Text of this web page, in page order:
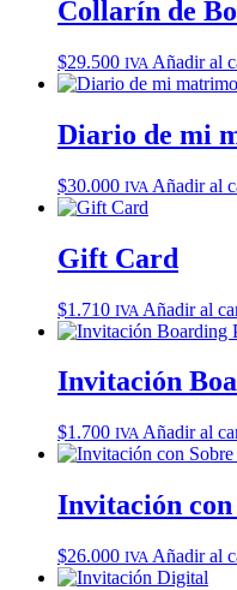
Collarín de
$29.500 IVA Añadir al
Diario de mi
$30.000 IVA Añadir al
Gift Card
$1.710 IVA Añadir al
Invitación
$1.700 IVA Añadir al
Invitación
$26.000 IVA Añadir al